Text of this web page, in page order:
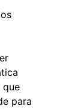
que
para